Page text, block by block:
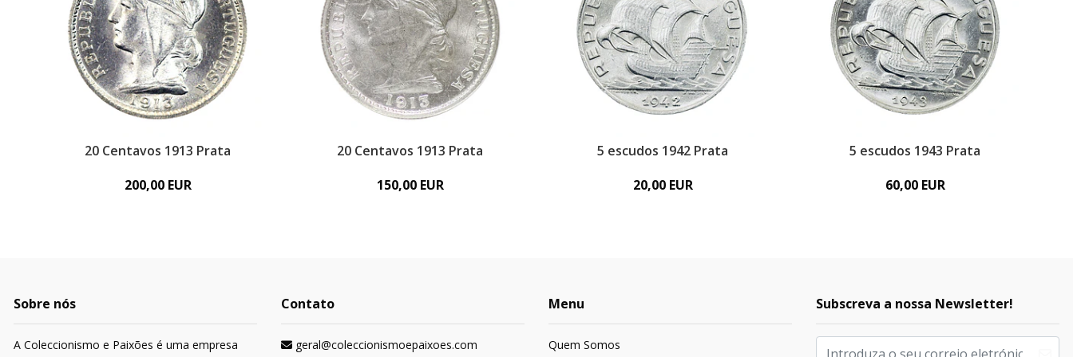
20 Centavos 1913 Prata
200,00 EUR
20 Centavos 1913 Prata
150,00 EUR
5 escudos 1942 Prata
20,00 EUR
5 escudos 1943 Prata
60,00 EUR
Sobre nós
A Coleccionismo e Paixões é uma empresa
Contato
geral@coleccionismoepaixoes.com
Menu
Quem Somos
Subscreva a nossa Newsletter!